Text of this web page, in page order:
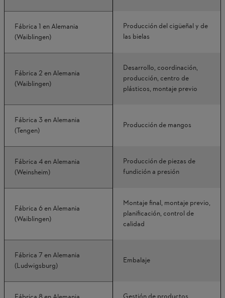
Fábrica 1 en Alemania
(Waiblingen)
Producción del cigüeñal y de
las bielas
Fábrica 2 en Alemania
(Waiblingen)
Desarrollo, coordinación,
producción, centro de
plásticos, montaje previo
Fábrica 3 en Alemania
(Tengen)
Producción de mangos
Fábrica 4 en Alemania
(Weinsheim)
Producción de piezas de
fundición a presión
Fábrica 6 en Alemania
(Waiblingen)
Montaje final, montaje previo,
planificación, control de
calidad
Fábrica 7 en Alemania
(Ludwigsburg)
Embalaje